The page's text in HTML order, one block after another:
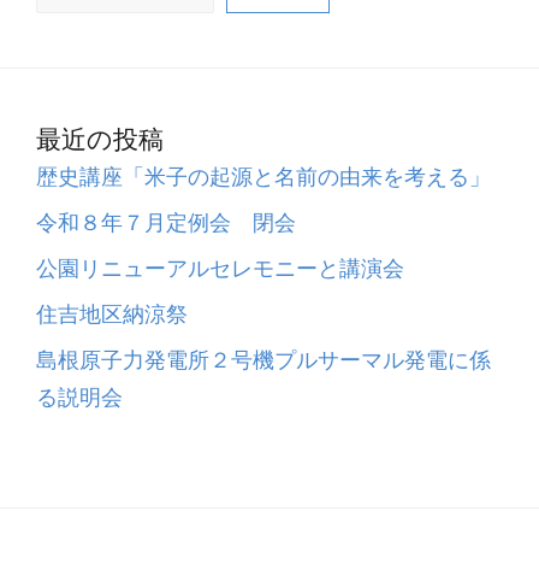
最近の投稿
歴史講座「米子の起源と名前の由来を考える」
令和８年７月定例会 閉会
公園リニューアルセレモニーと講演会
住吉地区納涼祭
島根原子力発電所２号機プルサーマル発電に係
る説明会